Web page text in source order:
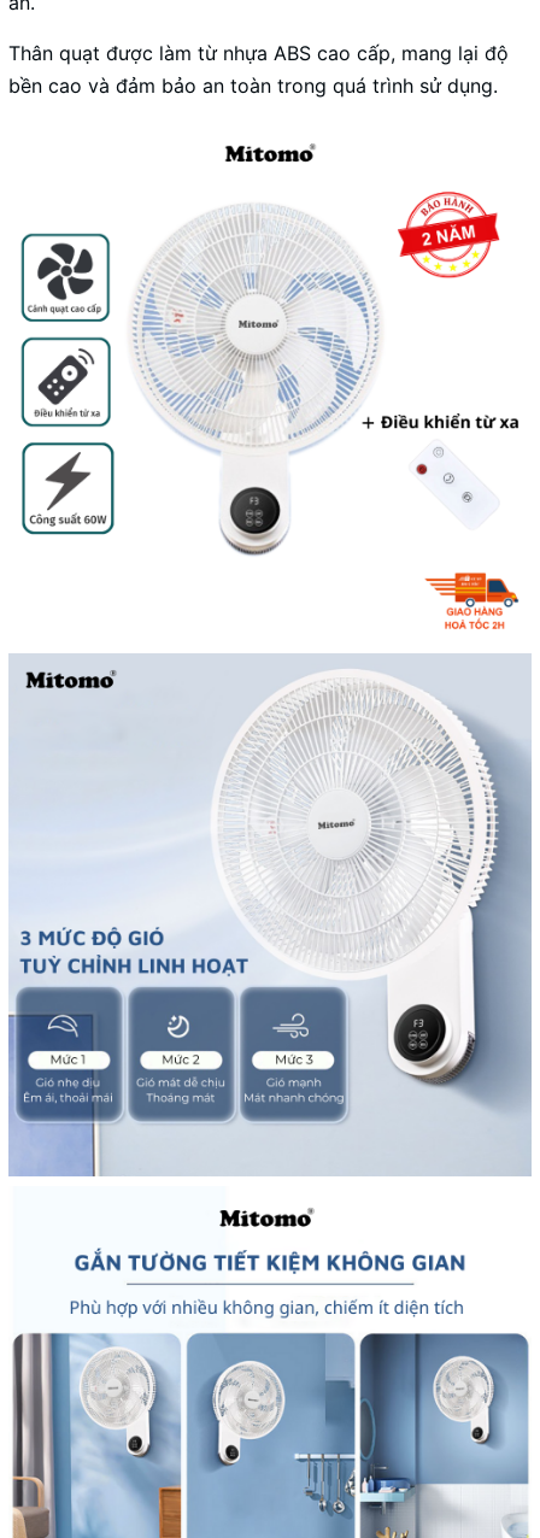
Thân quạt được làm từ nhựa ABS cao cấp, mang lại độ
bền cao và đảm bảo an toàn trong quá trình sử dụng.